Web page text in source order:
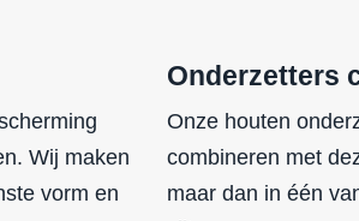
Wij maken
vorm en
Onderzetters
Onze houten
combineren met
maar dan in één